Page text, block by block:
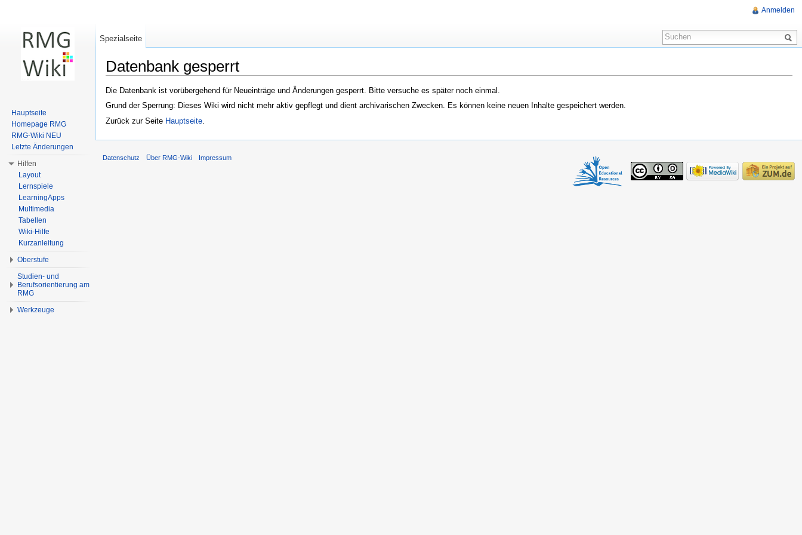
Datenbank gesperrt
Die Datenbank ist vorübergehend für Neueinträge und Änderungen gesperrt. Bitte versuche es später noch einmal.
Grund der Sperrung: Dieses Wiki wird nicht mehr aktiv gepflegt und dient archivarischen Zwecken. Es können keine neuen Inhalte gespeichert werden.
Zurück zur Seite Hauptseite
Anmelden
Spezialseite
Hauptseite
Homepage RMG
RMG-Wiki NEU
Letzte Änderungen
Hilfen
Layout
Lernspiele
LearningApps
Multimedia
Tabellen
Wiki-Hilfe
Kurzanleitung
Oberstufe
Studien- und
Berufsorientierung am
RMG
Werkzeuge
Datenschutz Über RMG-Wiki Impressum